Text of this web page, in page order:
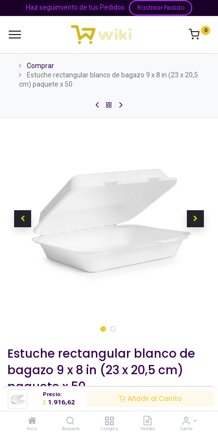
Precio:
$ 1.916,62 Añadir al Carrito
Inicio Búsqueda Categoría Pedidos Cuenta
Haz seguimiento de tus Pedidos Rastrear Pedido
0
Comprar
Estuche rectangular blanco de bagazo 9 x 8 in (23 x 20,5
cm) paquete x 50
Estuche rectangular blanco de
bagazo 9 x 8 in (23 x 20,5 cm)
paquete x 50
Este producto se trabaja contra orden de pedido.
Biodegradable, ecológico, gastronomía.